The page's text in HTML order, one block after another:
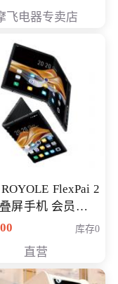
飞电器专卖店
FlexPai 2
屏手机 会员专享
格 4998元
库存0
直营